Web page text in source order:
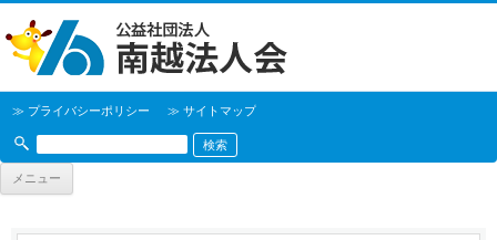
≫ プライバシーポリシー ≫ サイトマップ
メニュー